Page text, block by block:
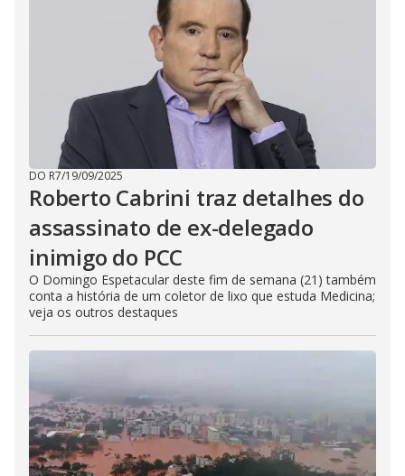
DO R7/19/09/2025
Roberto Cabrini traz detalhes do
assassinato de ex-delegado
inimigo do PCC
O Domingo Espetacular deste fim de semana (21) também
conta a história de um coletor de lixo que estuda Medicina;
veja os outros destaques